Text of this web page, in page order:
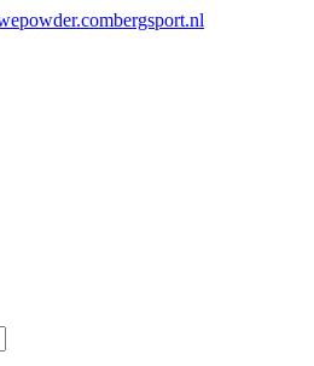
bergsport.nl